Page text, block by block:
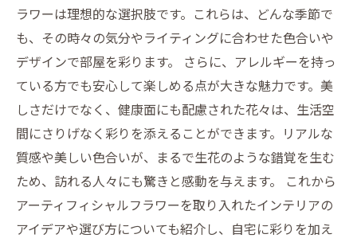
ラワーは理想的な選択肢です。これらは、どんな季節で
も、その時々の気分やライティングに合わせた色合いや
デザインで部屋を彩ります。 さらに、アレルギーを持っ
ている方でも安心して楽しめる点が大きな魅力です。美
しさだけでなく、健康面にも配慮された花々は、生活空
間にさりげなく彩りを添えることができます。リアルな
質感や美しい色合いが、まるで生花のような錯覚を生む
ため、訪れる人々にも驚きと感動を与えます。 これから
アーティフィシャルフラワーを取り入れたインテリアの
アイデアや選び方についても紹介し、自宅に彩りを加え